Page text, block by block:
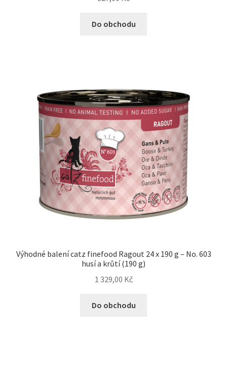
Do obchodu
Výhodné balení catz finefood Ragout 24 x 190 g – No. 603
husí a krůtí (190 g)
1 329,00 Kč
Do obchodu